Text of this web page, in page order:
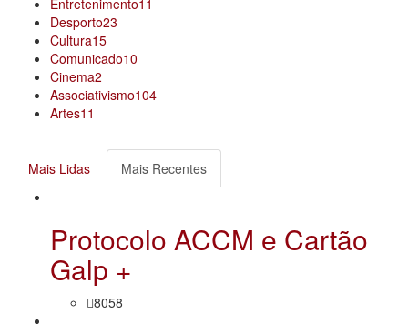
Entretenimento11
Desporto23
Cultura15
Comunicado10
Cinema2
Associativismo104
Artes11
Mais Lidas Mais Recentes
Protocolo ACCM e Cartão
Galp +
8058